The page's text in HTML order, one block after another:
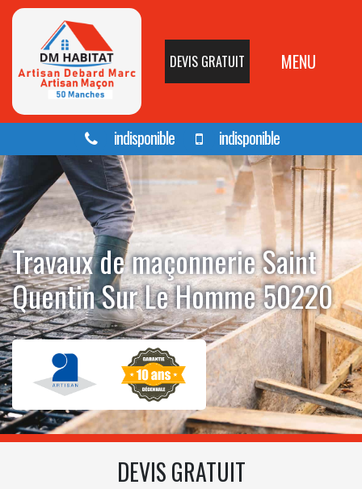
DEVIS GRATUIT MENU
indisponible indisponible
Travaux de maçonnerie Saint
Quentin Sur Le Homme 50220
DEVIS GRATUIT